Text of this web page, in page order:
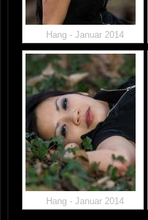
Hang - Januar 2014
Hang - Januar 2014